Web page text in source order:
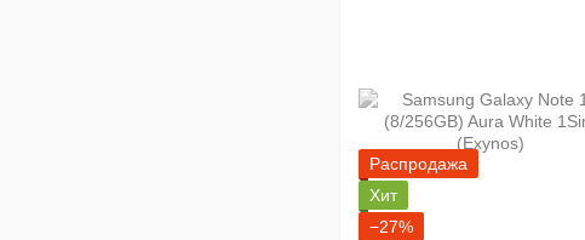
Распродажа
Хит
−27%